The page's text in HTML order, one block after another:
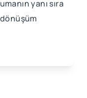
yanı sıra